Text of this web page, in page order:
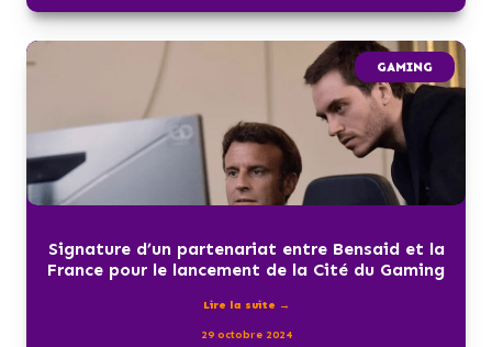
GAMING
Signature d’un partenariat entre Bensaid et la
France pour le lancement de la Cité du Gaming
Lire la suite →
29 octobre 2024